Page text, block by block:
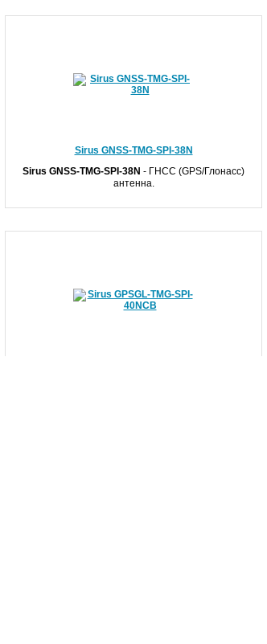
Sirus GNSS-TMG-SPI-38N
Sirus GNSS-TMG-SPI-38N - ГНСС (GPS/Глонасс)
антенна.